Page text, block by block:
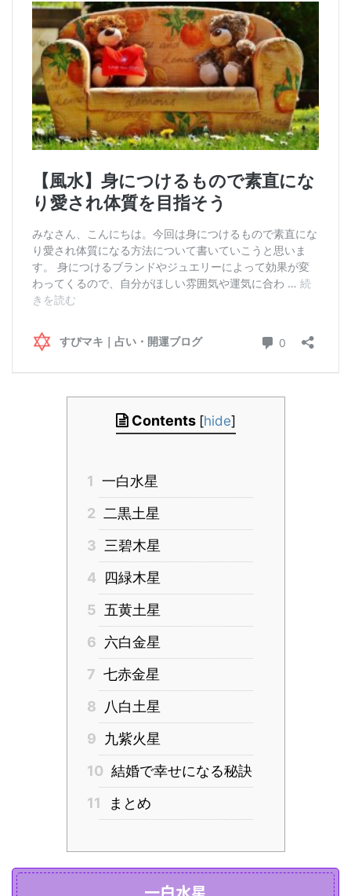
Contents [hide]
1 一白水星
2 二黒土星
3 三碧木星
4
四緑木星
5 五黄土星
6 六白金星
7 七赤金星
8
八白土星
9 九紫火星
10 結婚で幸せになる秘訣
11
まとめ